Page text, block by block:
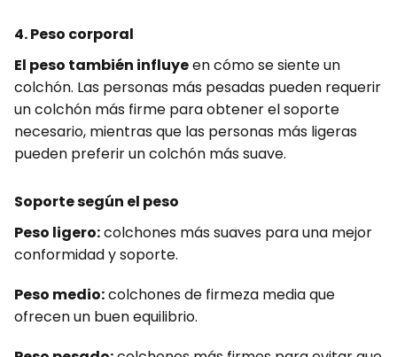
4. Peso corporal
El peso también influyeen cómo se siente un
colchón. Las personas más pesadas pueden requerir
un colchón más firme para obtener el soporte
necesario, mientras que las personas más ligeras
pueden preferir un colchón más suave.
Soporte según el peso
Peso ligero:colchones más suaves para una mejor
conformidad y soporte.
Peso medio:colchones de firmeza media que
ofrecen un buen equilibrio.